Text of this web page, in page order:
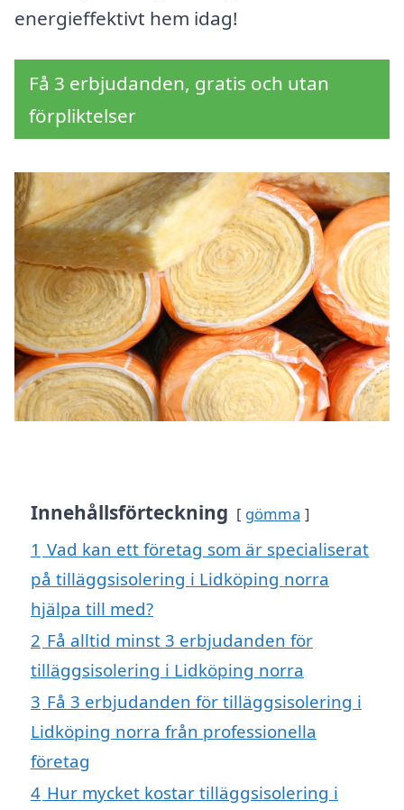
energieffektivt hem idag!
Få 3 erbjudanden, gratis och utan
förpliktelser
Innehållsförteckning gömma
1 Vad kan ett företag som är specialiserat
på tilläggsisolering i Lidköping norra
hjälpa till med?
2 Få alltid minst 3 erbjudanden för
tilläggsisolering i Lidköping norra
3 Få 3 erbjudanden för tilläggsisolering i
Lidköping norra från professionella
företag
4 Hur mycket kostar tilläggsisolering i